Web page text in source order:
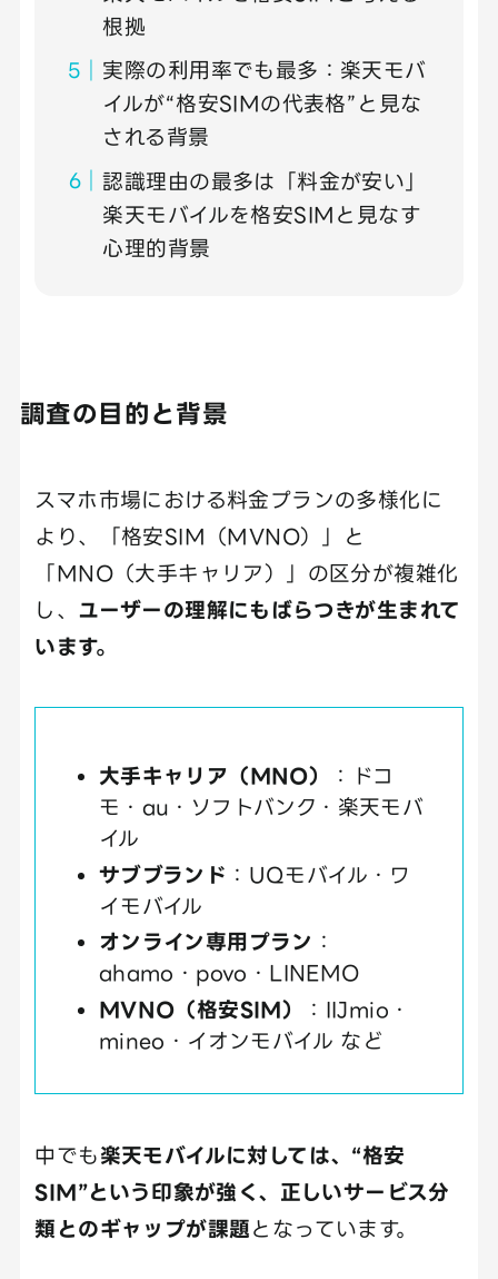
根拠
実際の利用率でも最多：楽天モバ
イルが“格安SIMの代表格”と見な
される背景
認識理由の最多は「料金が安い」
楽天モバイルを格安SIMと見なす
心理的背景
調査の目的と背景
スマホ市場における料金プランの多様化に
より、「格安SIM（MVNO）」と
「MNO（大手キャリア）」の区分が複雑化
し、 ユーザーの理解にもばらつきが生まれて
います。
大手キャリア（MNO）
：ドコ
モ・au・ソフトバンク・楽天モバ
イル
サブブランド ：UQモバイル・ワ
イモバイル
オンライン専用プラン ：
ahamo・povo・LINEMO
MVNO（格安SIM）
：IIJmio・
mineo・イオンモバイル など
中でも楽天モバイルに対しては、“格安
SIM”という印象が強く、正しいサービス分
類とのギャップが課題となっています。